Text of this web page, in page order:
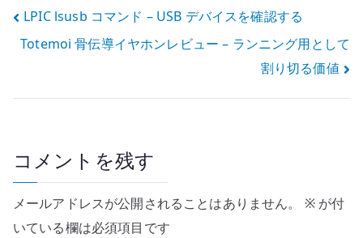
投
稿
ゲ
ー
シ
LPIC lsusb コマンド – USB デバイスを確認する
Totemoi 骨伝導イヤホンレビュー – ランニング用として
割り切る価値
コメントを残す
メールアドレスが公開されることはありません。 ※が付
いている欄は必須項目です